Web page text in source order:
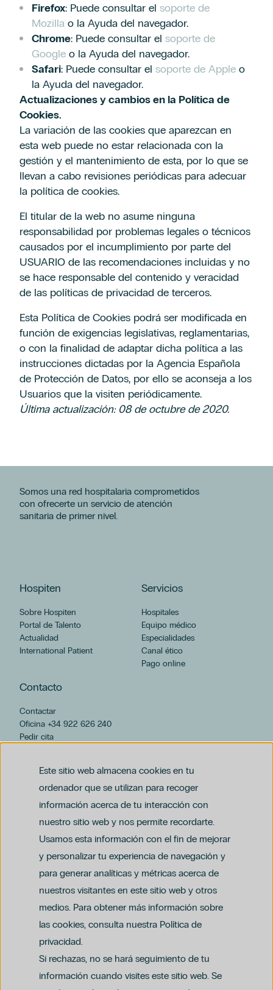
Este sitio web almacena cookies en tu
ordenador que se utilizan para recoger
información acerca de tu interacción con
nuestro sitio web y nos permite recordarte.
Usamos esta información con el fin de mejorar
y personalizar tu experiencia de navegación y
para generar analíticas y métricas acerca de
nuestros visitantes en este sitio web y otros
medios. Para obtener más información sobre
las cookies, consulta nuestra Política de
privacidad.
Si rechazas, no se hará seguimiento de tu
información cuando visites este sitio web. Se
Firefox: Puede consultar el soporte de
Mozilla o la Ayuda del navegador.
Chrome: Puede consultar el soporte de
Google o la Ayuda del navegador.
Safari: Puede consultar el soporte de Apple o
la Ayuda del navegador.
Actualizaciones y cambios en la Política de
Cookies.
La variación de las cookies que aparezcan en
esta web puede no estar relacionada con la
gestión y el mantenimiento de esta, por lo que se
llevan a cabo revisiones periódicas para adecuar
la política de cookies.
El titular de la web no asume ninguna
responsabilidad por problemas legales o técnicos
causados por el incumplimiento por parte del
USUARIO de las recomendaciones incluidas y no
se hace responsable del contenido y veracidad
de las políticas de privacidad de terceros.
Esta Política de Cookies podrá ser modificada en
función de exigencias legislativas, reglamentarias,
o con la finalidad de adaptar dicha política a las
instrucciones dictadas por la Agencia Española
de Protección de Datos, por ello se aconseja a los
Usuarios que la visiten periódicamente.
Última actualización: 08 de octubre de 2020.
Somos una red hospitalaria comprometidos
con ofrecerte un servicio de atención
sanitaria de primer nivel.
Hospiten
Sobre Hospiten
Portal de Talento
Actualidad
International Patient
Servicios
Hospitales
Equipo médico
Especialidades
Canal ético
Pago online
Contacto
Contactar
Oficina +34 922 626 240
Pedir cita
Política de privacidad y protección de datos
Política del canal ético (PDF)
Política de compliance penal (PDF)